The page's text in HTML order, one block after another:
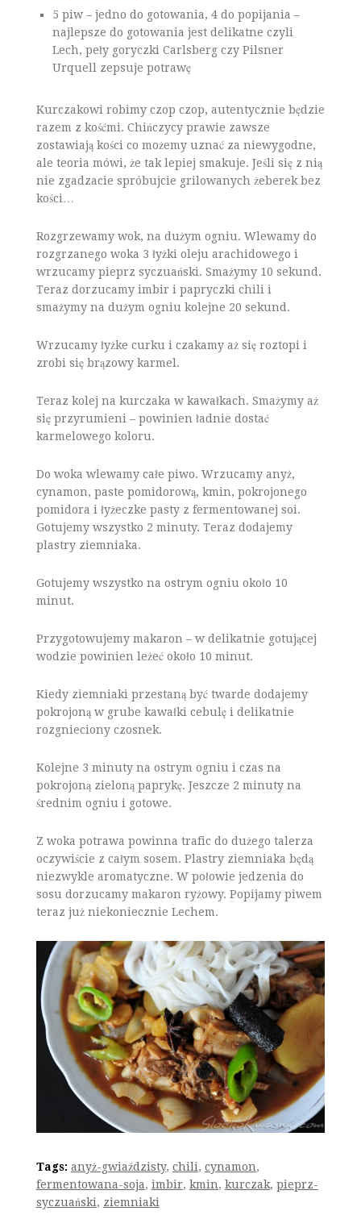
5 piw – jedno do gotowania, 4 do popijania –
najlepsze do gotowania jest delikatne czyli
Lech, peły goryczki Carlsberg czy Pilsner
Urquell zepsuje potrawę
Kurczakowi robimy czop czop, autentycznie będzie
razem z kośćmi. Chińczycy prawie zawsze
zostawiają kości co możemy uznać za niewygodne,
ale teoria mówi, że tak lepiej smakuje. Jeśli się z nią
nie zgadzacie spróbujcie grilowanych żeberek bez
kości…
Rozgrzewamy wok, na dużym ogniu. Wlewamy do
rozgrzanego woka 3 łyżki oleju arachidowego i
wrzucamy pieprz syczuański. Smażymy 10 sekund.
Teraz dorzucamy imbir i papryczki chili i
smażymy na dużym ogniu kolejne 20 sekund.
Wrzucamy łyżke curku i czakamy aż się roztopi i
zrobi się brązowy karmel.
Teraz kolej na kurczaka w kawałkach. Smażymy aż
się przyrumieni – powinien ładnie dostać
karmelowego koloru.
Do woka wlewamy całe piwo. Wrzucamy anyż,
cynamon, paste pomidorową, kmin, pokrojonego
pomidora i łyżeczke pasty z fermentowanej soi.
Gotujemy wszystko 2 minuty. Teraz dodajemy
plastry ziemniaka.
Gotujemy wszystko na ostrym ogniu około 10
minut.
Przygotowujemy makaron – w delikatnie gotującej
wodzie powinien leżeć około 10 minut.
Kiedy ziemniaki przestaną być twarde dodajemy
pokrojoną w grube kawałki cebulę i delikatnie
rozgnieciony czosnek.
Kolejne 3 minuty na ostrym ogniu i czas na
pokrojoną zieloną paprykę. Jeszcze 2 minuty na
średnim ogniu i gotowe.
Z woka potrawa powinna trafic do dużego talerza
oczywiście z całym sosem. Plastry ziemniaka będą
niezwykle aromatyczne. W połowie jedzenia do
sosu dorzucamy makaron ryżowy. Popijamy piwem
teraz już niekoniecznie Lechem.
Tags: anyż-gwiaździsty, chili, cynamon,
fermentowana-soja, imbir, kmin, kurczak, pieprz-
syczuański, ziemniaki